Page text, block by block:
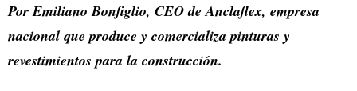
Por Emiliano Bonfiglio, CEO de Anclaflex, empresa
nacional que produce y comercializa pinturas y
revestimientos para la construcción.